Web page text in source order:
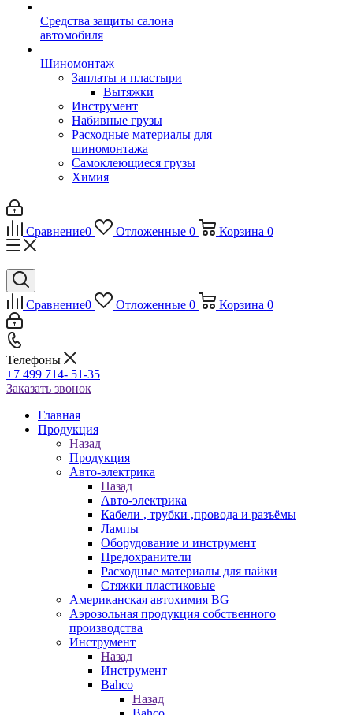
Средства защиты салона
автомобиля
Шиномонтаж
Заплаты и пластыри
Вытяжки
Инструмент
Набивные грузы
Расходные материалы для
шиномонтажа
Самоклеющиеся грузы
Химия
Сравнение0 Отложенные 0 Корзина 0
Сравнение0 Отложенные 0 Корзина 0
Телефоны
+7 499 714- 51-35
Заказать звонок
Главная
Продукция
Назад
Продукция
Авто-электрика
Назад
Авто-электрика
Кабели , трубки ,провода и разъёмы
Лампы
Оборудование и инструмент
Предохранители
Расходные материалы для пайки
Стяжки пластиковые
Американская автохимия BG
Аэрозольная продукция собственного
производства
Инструмент
Назад
Инструмент
Bahco
Назад